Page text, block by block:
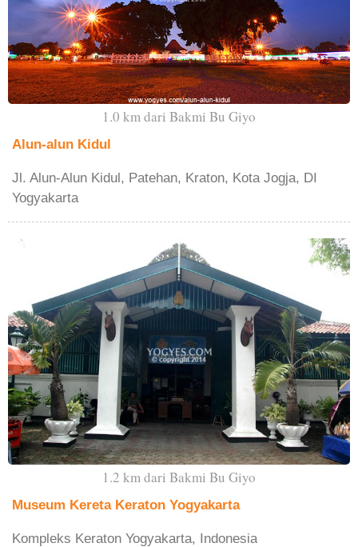
1.0 km dari Bakmi Bu Giyo
Alun-alun Kidul
Jl. Alun-Alun Kidul, Patehan, Kraton, Kota Jogja, DI
Yogyakarta
1.2 km dari Bakmi Bu Giyo
Museum Kereta Keraton Yogyakarta
Kompleks Keraton Yogyakarta, Indonesia